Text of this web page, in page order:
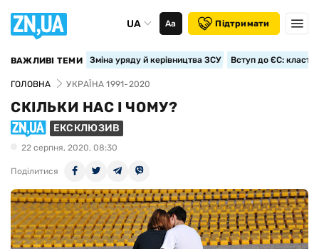
UA Аа Підтримати
ВАЖЛИВІ ТЕМИ Зміна уряду й керівництва ЗСУ Вступ до ЄС:
ГОЛОВНА УКРАЇНА 1991-2020
СКІЛЬКИ НАС І ЧОМУ?
ЕКСКЛЮЗИВ
22 серпня, 2020, 08:30
Поділитися